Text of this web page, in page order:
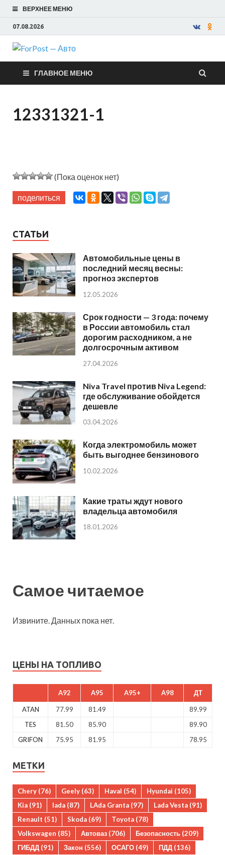
ВЕРХНЕЕ МЕНЮ
07.08.2026
ForPost —
Авто
ГЛАВНОЕ МЕНЮ
12331321-1
(Пока оценок нет)
поделиться
СТАТЬИ
Автомобильные цены в
последний месяц весны:
прогноз экспертов
12.05.2026
Срок годности — 3 года: почему
в России автомобиль стал
дорогим расходником, а не
долгосрочным активом
27.04.2026
Niva Travel против Niva Legend:
где обслуживание обойдется
дешевле
03.04.2026
Когда электромобиль может
быть выгоднее бензинового
10.02.2026
Какие траты ждут нового
владельца автомобиля
18.01.2026
Самое читаемое
Извините. Данных пока нет.
ЦЕНЫ НА ТОПЛИВО
A92 A95 A95+ A98 ДТ
ATAN 77.99 81.49
89.99
TES
81.50 85.90
89.90
GRIFON
75.95 81.95 78.95
МЕТКИ
Chery (76) Geely (63) Haval (54) Hyundai (105)
Kia (91) lada (87) LAda Granta (97) Lada Vesta (91)
Renault (51) Skoda (69) Toyota (78)
Volkswagen (85) Автоваз (706) Безопасность (209)
ГИБДД (91) Закон (556) ОСАГО (49) ПДД (136)